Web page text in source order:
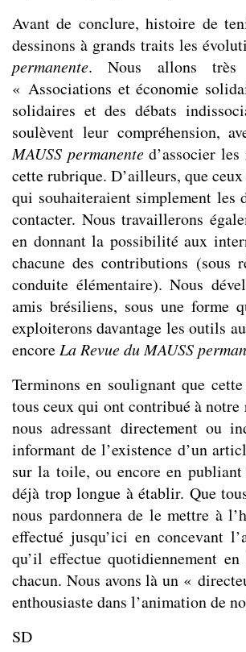
Avant de conclure, histoire de
dessinons à grands traits les
permanente. Nous allons très
« Associations et économie
solidaires et des débats
soulèvent leur compréhension,
MAUSS permanented’associer les
cette rubrique. D’ailleurs, que
qui souhaiteraient simplement les
contacter. Nous travaillerons
en donnant la possibilité aux
chacune des contributions (sous
conduite élémentaire). Nous
amis brésiliens, sous une forme
exploiterons davantage les outils
encore La Revue du MAUSS
Terminons en soulignant que
tous ceux qui ont contribué à notre
nous adressant directement ou
informant de l’existence d’un
sur la toile, ou encore en
déjà trop longue à établir. Que
nous pardonnera de le mettre à
effectué jusqu’ici en concevant
qu’il effectue quotidiennement
chacun. Nous avons là un «
enthousiaste dans l’animation de
SD